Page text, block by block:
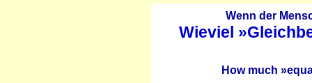
Wenn der
Wieviel
How much